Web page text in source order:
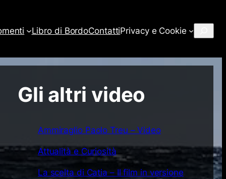
Libro di BordoContattiPrivacy e Cookie
Gli altri video
Ammiraglio Paolo Treu – Video
Attualità e Curiosità
La scelta di Catia – Il film in versione